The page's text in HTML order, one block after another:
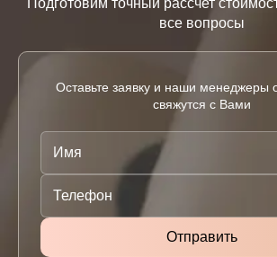
Подготовим точный рассчет
все вопросы
Оставьте заявку и наши менеджеры
свяжутся с Вами